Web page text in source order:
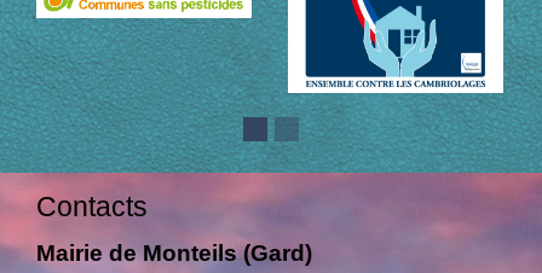
Contacts
Mairie de Monteils (Gard)